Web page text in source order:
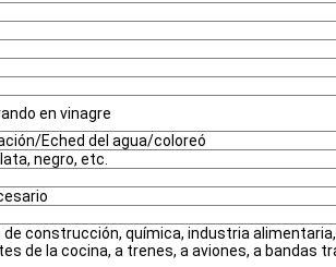
en vinagre
Eched del agua/coloreó
negro, etc.
construcción, química, industria
de la cocina, a trenes, a aviones, a bandas